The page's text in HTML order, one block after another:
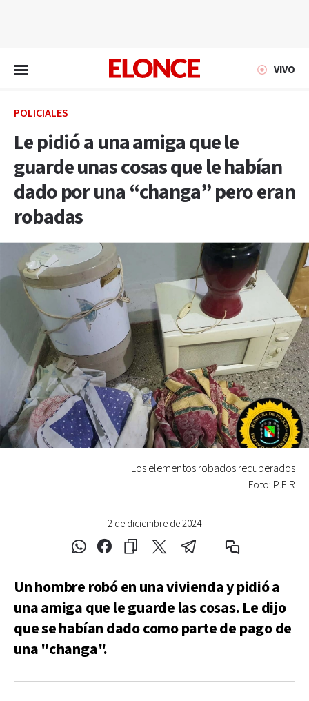
VIVO
POLICIALES
Le pidió a una amiga que le
guarde unas cosas que le habían
dado por una “changa” pero eran
robadas
2 de diciembre de 2024
Los elementos robados recuperados
Foto: P.E.R
Un hombre robó en una vivienda y pidió a
una amiga que le guarde las cosas. Le dijo
que se habían dado como parte de pago de
una "changa".